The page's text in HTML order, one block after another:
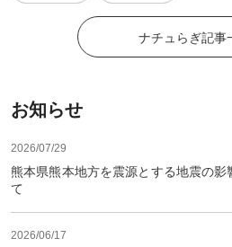
ナチュらぎ記事
お知らせ
2026/07/29
熊本県熊本地方を震源とする地震の
て
2026/06/17